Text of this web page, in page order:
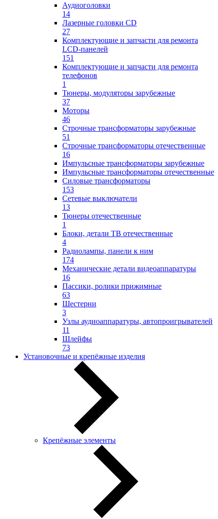
Аудиоголовки
14
Лазерные головки CD
27
Комплектующие и запчасти для ремонта
LCD-панелей
151
Комплектующие и запчасти для ремонта
телефонов
1
Тюнеры, модуляторы зарубежные
37
Моторы
46
Строчные трансформаторы зарубежные
51
Строчные трансформаторы отечественные
16
Импульсные трансформаторы зарубежные
Импульсные трансформаторы отечественные
Силовые трансформаторы
153
Сетевые выключатели
13
Тюнеры отечественные
1
Блоки, детали ТВ отечественные
4
Радиолампы, панели к ним
174
Механические детали видеоаппаратуры
16
Пассики, ролики прижимные
63
Шестерни
3
Узлы аудиоаппаратуры, автопроигрывателей
11
Шлейфы
73
Установочные и крепёжные изделия
Крепёжные элементы